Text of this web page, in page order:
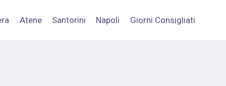
Atene Santorini Napoli Giorni Consigliati